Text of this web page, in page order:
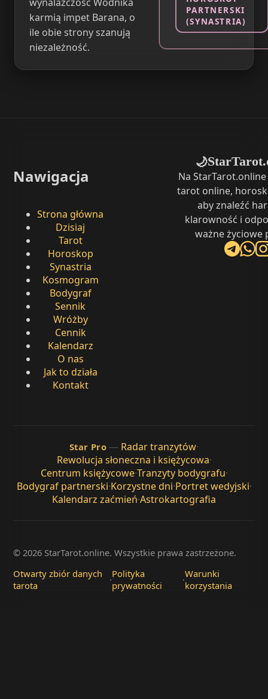
karmią impet Barana, o
ile obie strony szanują
niezależność.
PARTNERSKI
(SYNASTRIA)
Nawigacja
Strona główna
Dzisiaj
Tarot
Horoskop
Synastria
Kosmogram
Bodygraf
Sennik
Wróżby
Cennik
Kalendarz
O nas
Jak to działa
Kontakt
🌙
Na
tarot online,
aby znaleźć
klarowność i
ważne życiowe
Star Pro — Radar tranzytów·
Rewolucja słoneczna i księżycowa·
Centrum księżycowe·Tranzyty bodygrafu·
Bodygraf partnerski·Korzystne dni·Portret wedyjski·
Kalendarz zaćmień·Astrokartografia
© 2026 StarTarot.online. Wszystkie prawa zastrzeżone.
Otwarty zbiór danych
tarota
·Polityka
prywatności
·Warunki
korzystania